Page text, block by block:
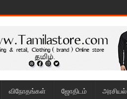
விநோதங்கள் ஜோதிடம் அரசியல்